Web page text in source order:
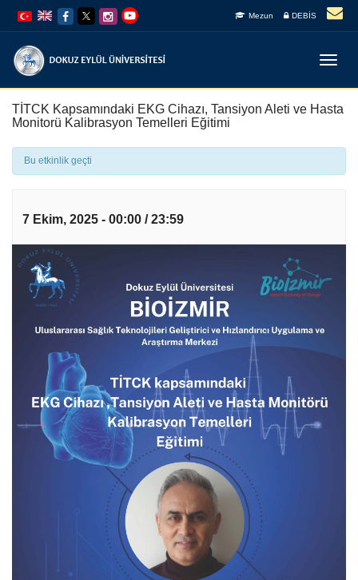
atla
Navigasyona
atla
Mezun DEBİS
TİTCK Kapsamındaki EKG Cihazı, Tansiyon Aleti ve Hasta
Monitorü Kalibrasyon Temelleri Eğitimi
Bu etkinlik geçti
7 Ekim, 2025 - 00:00 /23:59